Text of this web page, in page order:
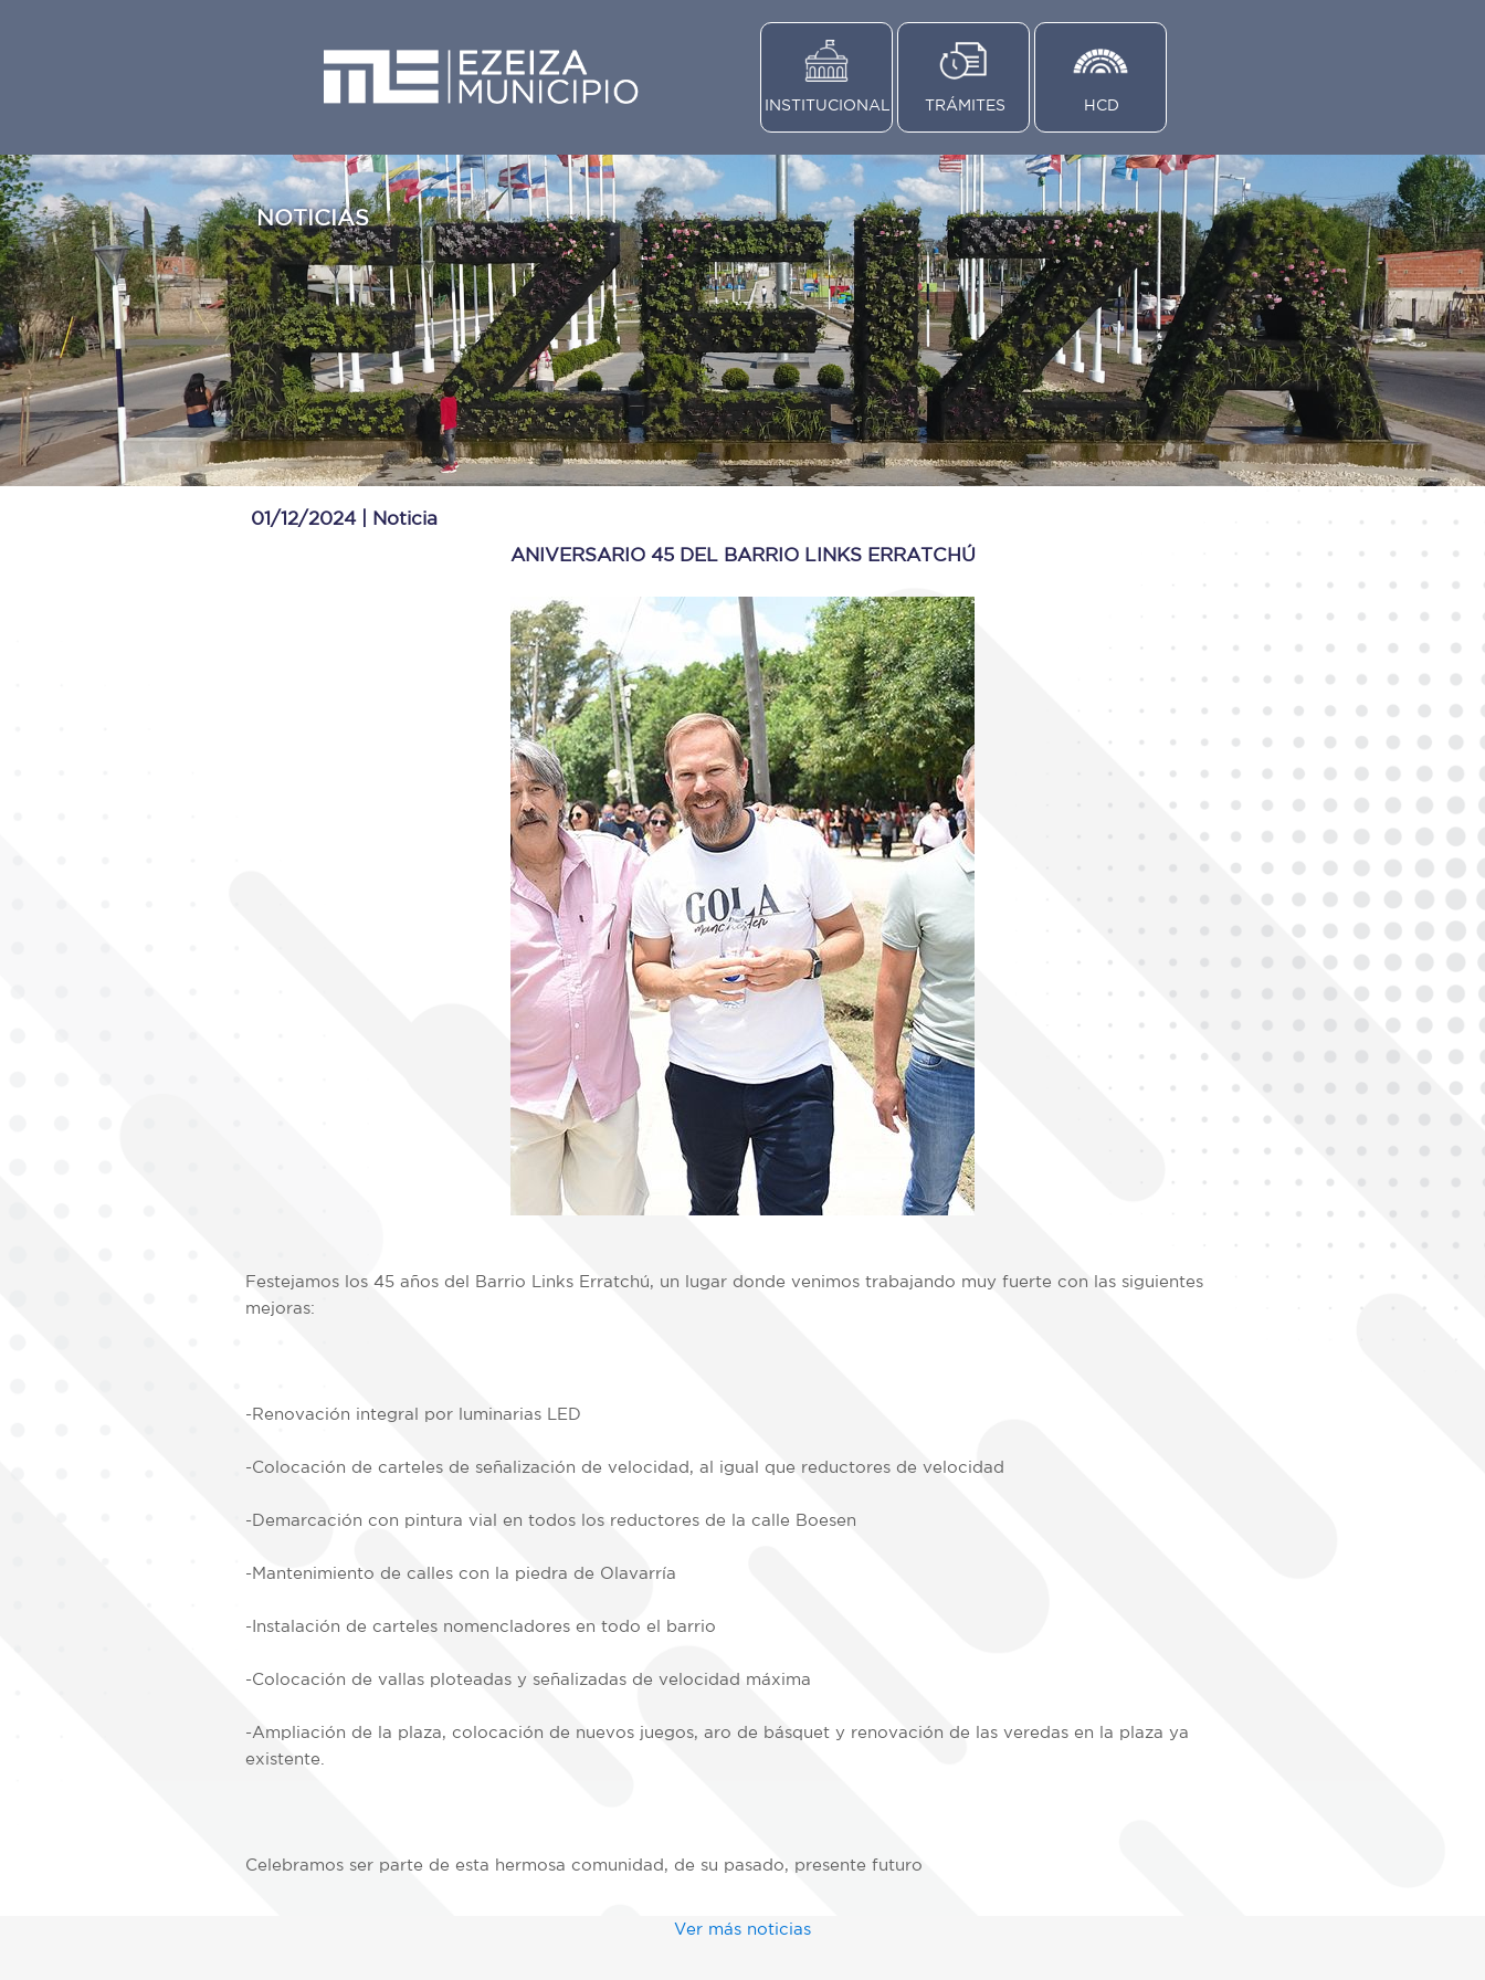
INSTITUCIONAL TRÁMITES HCD
NOTICIAS
01/12/2024 | Noticia
ANIVERSARIO 45 DEL BARRIO LINKS ERRATCHÚ
Festejamos los 45 años del Barrio Links Erratchú, un lugar donde venimos trabajando muy fuerte con las siguientes
mejoras:
-Renovación integral por luminarias LED
-Colocación de carteles de señalización de velocidad, al igual que reductores de velocidad
-Demarcación con pintura vial en todos los reductores de la calle Boesen
-Mantenimiento de calles con la piedra de Olavarría
-Instalación de carteles nomencladores en todo el barrio
-Colocación de vallas ploteadas y señalizadas de velocidad máxima
-Ampliación de la plaza, colocación de nuevos juegos, aro de básquet y renovación de las veredas en la plaza ya
existente.
Celebramos ser parte de esta hermosa comunidad, de su pasado, presente futuro
Ver más noticias